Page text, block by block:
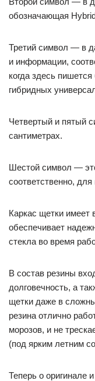
обозначающая
Третий символ — в
и информации,
когда здесь
гибридных
Четвертый и пятый
сантиметрах.
Шестой символ —
соответственно,
Каркас щетки имеет
обеспечивает
стекла во время
В состав резины
долговечность, а
щетки даже в
резина отлично
морозов, и не
(под ярким летним
Теперь о оригинале